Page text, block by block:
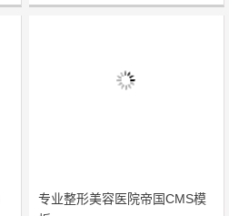
专业整形美容医院帝国CMS模